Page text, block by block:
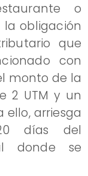
o
obligación
que
con
monto de la
2 UTM y un
ello, arriesga
días del
donde se